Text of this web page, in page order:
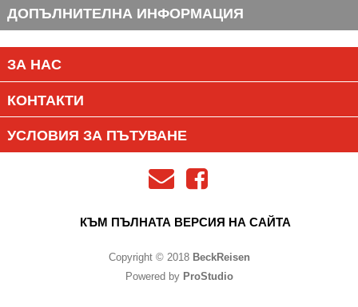
ДОПЪЛНИТЕЛНА ИНФОРМАЦИЯ
ЗА НАС
КОНТАКТИ
УСЛОВИЯ ЗА ПЪТУВАНЕ
КЪМ ПЪЛНАТА ВЕРСИЯ НА САЙТА
Copyright © 2018 BeckReisen
Powered by ProStudio